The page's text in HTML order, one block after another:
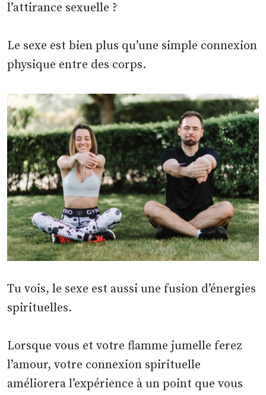
l’attirance sexuelle ?
Le sexe est bien plus qu’une simple connexion
physique entre des corps.
Tu vois, le sexe est aussi une fusion d’énergies
spirituelles.
Lorsque vous et votre flamme jumelle ferez
l’amour, votre connexion spirituelle
améliorera l’expérience à un point que vous